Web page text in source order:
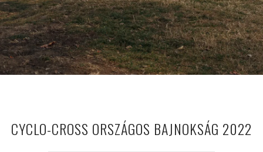
CYCLO-CROSS ORSZÁGOS BAJNOKSÁG 2022